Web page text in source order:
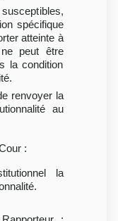
spécifique
atteinte à
peut être
la condition
renvoyer la
au
:
la